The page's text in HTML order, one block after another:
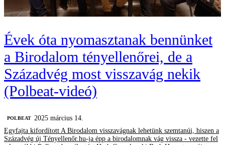
Évek óta nyomasztanak bennünket
a Birodalom tényellenőrei, de a
Századvég most visszavág nekik
(Polbeat-videó)
‎POLBEAT
2025 március 14.
Egyfajta kifordított A Birodalom visszavágnak lehetünk szemtanúi, hiszen a
Századvég új Tényellenőr.hu-ja épp a birodalomnak vág vissza - vezette fel